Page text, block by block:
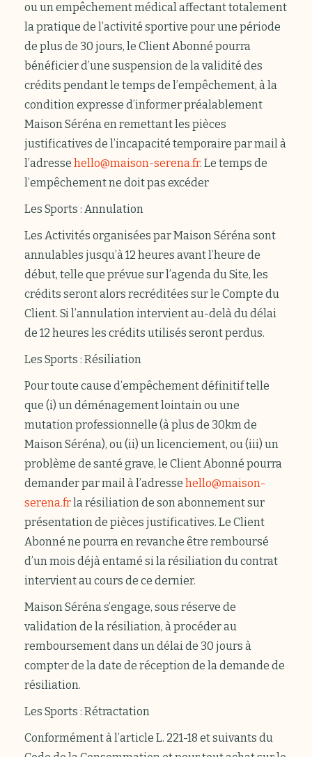
ou un empêchement médical affectant totalement
la pratique de l’activité sportive pour une période
de plus de 30 jours, le Client Abonné pourra
bénéficier d’une suspension de la validité des
crédits pendant le temps de l’empêchement, à la
condition expresse d’informer préalablement
Maison Séréna en remettant les pièces
justificatives de l’incapacité temporaire par mail à
l’adresse hello@maison-serena.fr. Le temps de
l’empêchement ne doit pas excéder
Les Sports : Annulation
Les Activités organisées par Maison Séréna sont
annulables jusqu’à 12 heures avant l’heure de
début, telle que prévue sur l’agenda du Site, les
crédits seront alors recréditées sur le Compte du
Client. Si l’annulation intervient au-delà du délai
de 12 heures les crédits utilisés seront perdus.
Les Sports : Résiliation
Pour toute cause d’empêchement définitif telle
que (i) un déménagement lointain ou une
mutation professionnelle (à plus de 30km de
Maison Séréna), ou (ii) un licenciement, ou (iii) un
problème de santé grave, le Client Abonné pourra
demander par mail à l’adresse hello@maison-
serena.frla résiliation de son abonnement sur
présentation de pièces justificatives. Le Client
Abonné ne pourra en revanche être remboursé
d’un mois déjà entamé si la résiliation du contrat
intervient au cours de ce dernier.
Maison Séréna s’engage, sous réserve de
validation de la résiliation, à procéder au
remboursement dans un délai de 30 jours à
compter de la date de réception de la demande de
résiliation.
Les Sports : Rétractation
Conformément à l’article L. 221-18 et suivants du